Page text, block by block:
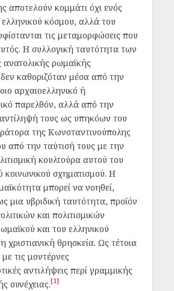
αποτελούν κομμάτι όχι ενός
ελληνικού κόσμου, αλλά του
τις μεταμορφώσεις που
Η συλλογική ταυτότητα των
ρωμαϊκής
καθοριζόταν μέσα από την
αρχαιοελληνικό ή
παρελθόν, αλλά από την
τους ως υπηκόων του
της Κωνσταντινούπολης
από την ταύτισή τους με την
κουλτούρα αυτού του
κοινωνικού σχηματισμού. Η
μπορεί να νοηθεί,
μια υβριδική ταυτότητα, προϊόν
και πολιτισμικών
και του ελληνικού
χριστιανική θρησκεία. Ως τέτοια
τις μοντέρνες
αντιλήψεις περί γραμμικής
συνέχειας.[1]